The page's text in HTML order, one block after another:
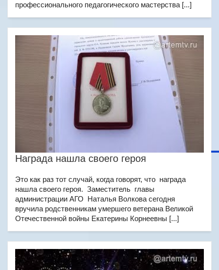
профессионального педагогического мастерства [...]
Награда нашла своего героя
Это как раз тот случай, когда говорят, что награда
нашла своего героя. Заместитель главы
администрации АГО Наталья Волкова сегодня
вручила родственникам умершего ветерана Великой
Отечественной войны Екатерины Корнеевны [...]